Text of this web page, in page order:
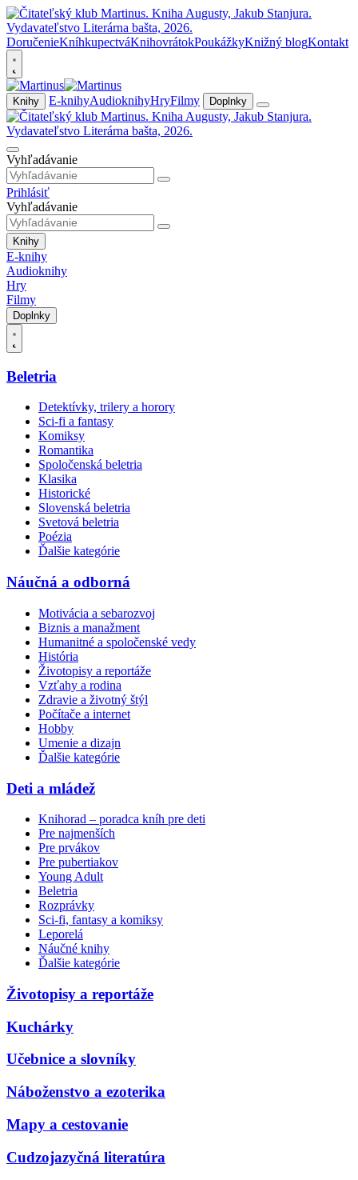
DoručenieKníhkupectváKnihovrátokPoukážkyKnižný blogKontakt
Knihy E-knihyAudioknihyHryFilmy Doplnky
Vyhľadávanie
Prihlásiť
Vyhľadávanie
Knihy
E-knihy
Audioknihy
Hry
Filmy
Doplnky
Beletria
Detektívky, trilery a horory
Sci-fi a fantasy
Komiksy
Romantika
Spoločenská beletria
Klasika
Historické
Slovenská beletria
Svetová beletria
Poézia
Ďalšie kategórie
Náučná a odborná
Motivácia a sebarozvoj
Biznis a manažment
Humanitné a spoločenské vedy
História
Životopisy a reportáže
Vzťahy a rodina
Zdravie a životný štýl
Počítače a internet
Hobby
Umenie a dizajn
Ďalšie kategórie
Deti a mládež
Knihorad – poradca kníh pre deti
Pre najmenších
Pre prvákov
Pre pubertiakov
Young Adult
Beletria
Rozprávky
Sci-fi, fantasy a komiksy
Leporelá
Náučné knihy
Ďalšie kategórie
Životopisy a reportáže
Kuchárky
Učebnice a slovníky
Náboženstvo a ezoterika
Mapy a cestovanie
Cudzojazyčná literatúra